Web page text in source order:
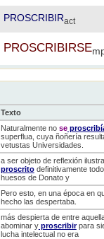
PROSCRIBIRact
PROSCRIBIRSE
Texto
Naturalmente nose
superflua, cuya ñoñería
vetustas Universidades.
a ser objeto de reflexión
proscritodefinitivamente
huesos de Donato y
Pero esto, en una época en
hecho las despertaba.
más despierta de entre
abominar yproscribirpara
lucha intelectual no era